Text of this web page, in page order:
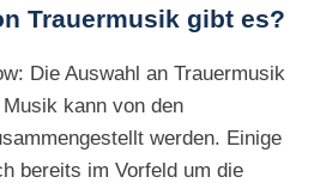
Trauermusik gibt es?
Die Auswahl an Trauermusik
kann von den
werden. Einige
bereits im Vorfeld um die